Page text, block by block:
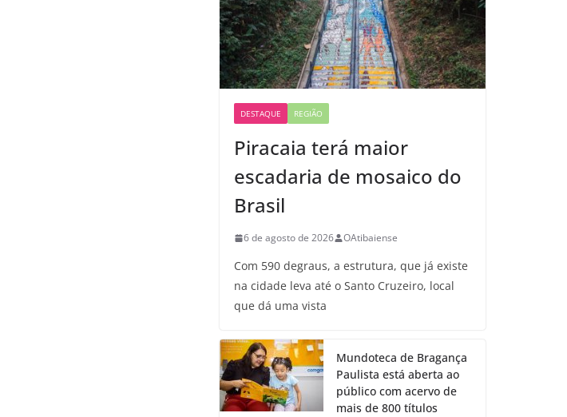
DESTAQUE REGIÃO
Piracaia terá maior
escadaria de mosaico do
Brasil
6 de agosto de 2026 OAtibaiense
Com 590 degraus, a estrutura, que já existe
na cidade leva até o Santo Cruzeiro, local
que dá uma vista
Mundoteca de Bragança
Paulista está aberta ao
público com acervo de
mais de 800 títulos